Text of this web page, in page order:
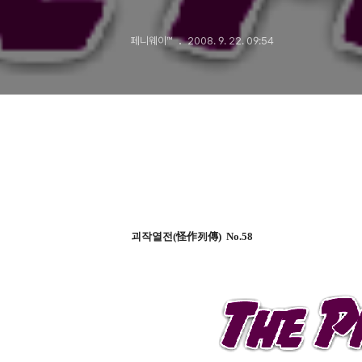
(1부)
페니웨이™ 2008. 9. 22. 09:54
괴작열전(怪作列傳) No.58